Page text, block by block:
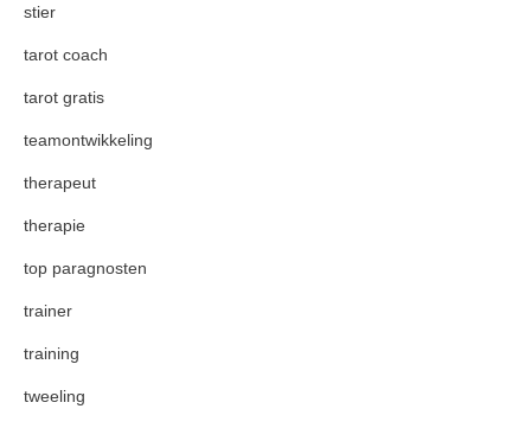
stier
tarot coach
tarot gratis
teamontwikkeling
therapeut
therapie
top paragnosten
trainer
training
tweeling